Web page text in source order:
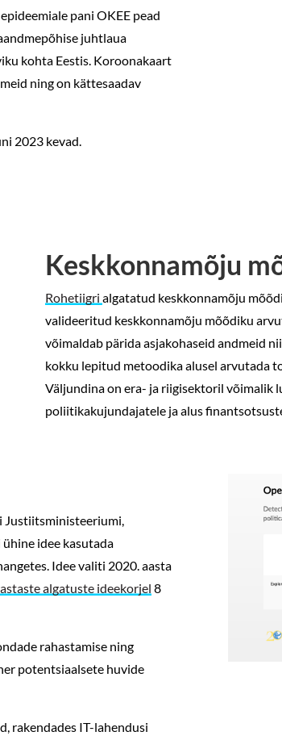
pani OKEE pead
juhtlaua
kohta Eestis. Koroonakaart
ning on kättesaadav
2023 kevad.
Keskkonnamõju
Rohetiigrialgatatud keskkonnamõju
valideeritud keskkonnamõju mõõdiku
võimaldab pärida asjakohaseid andmeid
kokku lepitud metoodika alusel arvutada
Väljundina on era- ja riigisektoril võimalik
poliitikakujundajatele ja alus
Justiitsministeeriumi,
idee kasutada
Idee valiti 2020. aasta
algatuste ideekorjel 8
rahastamise ning
potentsiaalsete huvide
rakendades IT-lahendusi